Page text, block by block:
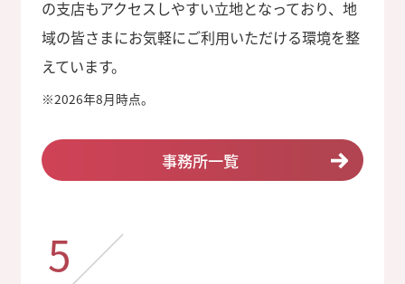
の支店もアクセスしやすい立地となっており、地
域の皆さまにお気軽にご利用いただける環境を整
えています。
※2026年8月時点。
事務所一覧
5